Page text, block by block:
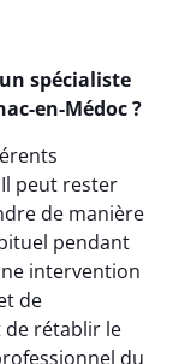
spécialiste
en-Médoc ?
peut rester
de manière
pendant
intervention
de
de rétablir le
du